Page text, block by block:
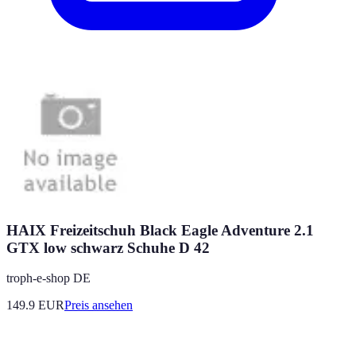
HAIX Freizeitschuh Black Eagle Adventure 2.1
GTX low schwarz Schuhe D 42
troph-e-shop DE
149.9 EURPreis ansehen